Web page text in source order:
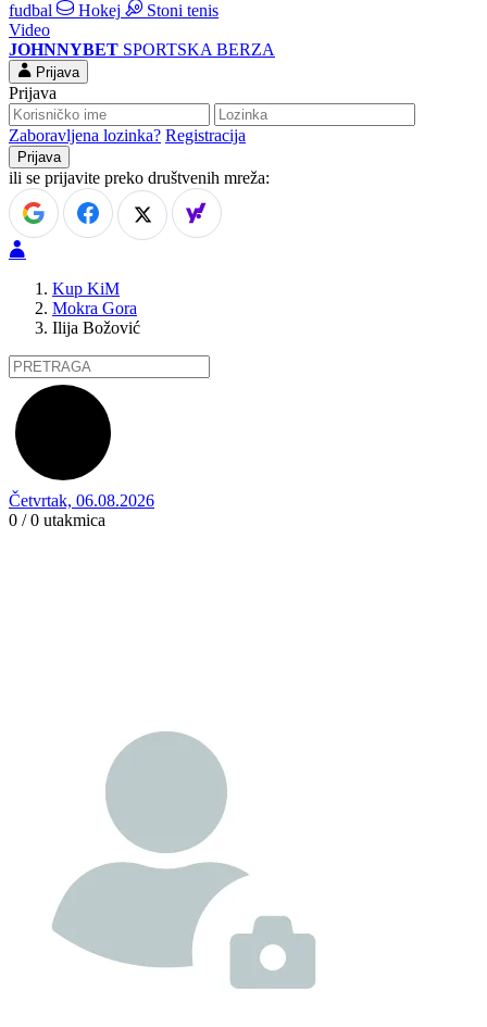
fudbal
Hokej
Stoni tenis
Video
JOHNNYBET SPORTSKA BERZA
Prijava
Prijava
Zaboravljena lozinka? Registracija
ili se prijavite preko društvenih mreža:
Kup KiM
Mokra Gora
Ilija Božović
Četvrtak, 06.08.2026
0 / 0 utakmica